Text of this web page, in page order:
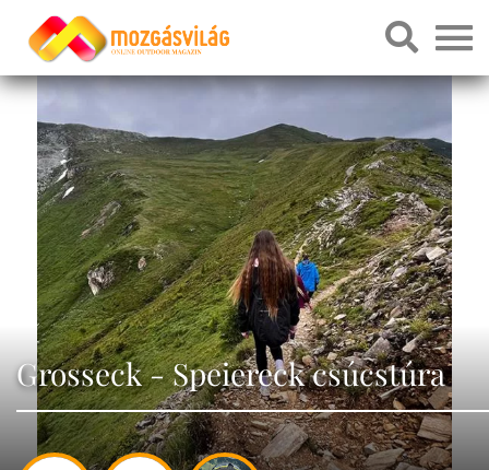
Grosseck - Speiereck csúcstúra